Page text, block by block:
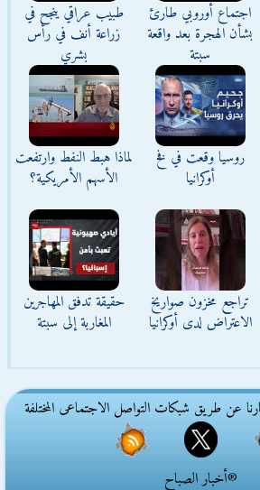
اجتماع أوروبي طارئ
بشأن الهجرة بعد واقعة
سبتة
طبيب عراقي ينجح في
زراعة أنف في رأس
بشري
روسيا وقعت في فخ
أوكرانيا
لماذا هبط النفط وارتفعت
الأسهم الأمريكية؟
تراجع مخزون صواريخ
الاعتراض لدى أوكرانيا
حقيقة تدفق المهاجرين
المغاربة إلى سبتة
عن طريق شبكات التواصل الاجتماعى المختلفة
®أخبار الصباح